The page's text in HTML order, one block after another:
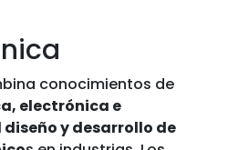
conocimientos de
electrónica e
y desarrollo de